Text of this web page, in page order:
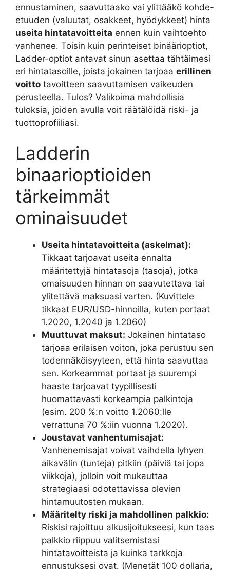
ennustaminen, saavuttaako vai ylittääkö kohde-
etuuden (valuutat, osakkeet, hyödykkeet) hinta
useita hintatavoitteita ennen kuin vaihtoehto
vanhenee. Toisin kuin perinteiset binäärioptiot,
Ladder-optiot antavat sinun asettaa tähtäimesi
eri hintatasoille, joista jokainen tarjoaa erillinen
voitto tavoitteen saavuttamisen vaikeuden
perusteella. Tulos? Valikoima mahdollisia
tuloksia, joiden avulla voit räätälöidä riski- ja
tuottoprofiiliasi.
Ladderin
binaarioptioiden
tärkeimmät
ominaisuudet
Useita hintatavoitteita (askelmat):
Tikkaat tarjoavat useita ennalta
määritettyjä hintatasoja (tasoja), jotka
omaisuuden hinnan on saavutettava tai
ylitettävä maksuasi varten. (Kuvittele
tikkaat EUR/USD-hinnoilla, kuten portaat
1.2020, 1.2040 ja 1.2060)
Muuttuvat maksut: Jokainen hintataso
tarjoaa erilaisen voiton, joka perustuu sen
todennäköisyyteen, että hinta saavuttaa
sen. Korkeammat portaat ja suurempi
haaste tarjoavat tyypillisesti
huomattavasti korkeampia palkintoja
(esim. 200 %:n voitto 1.2060:lle
verrattuna 70 %:iin vuonna 1.2020).
Joustavat vanhentumisajat:
Vanhenemisajat voivat vaihdella lyhyen
aikavälin (tunteja) pitkiin (päiviä tai jopa
viikkoja), jolloin voit mukauttaa
strategiaasi odotettavissa olevien
hintamuutosten mukaan.
Määritelty riski ja mahdollinen palkkio:
Riskisi rajoittuu alkusijoitukseesi, kun taas
palkkio riippuu valitsemistasi
hintatavoitteista ja kuinka tarkkoja
ennustuksesi ovat. (Menetät 100 dollaria,